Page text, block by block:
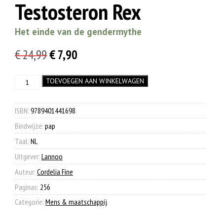
Testosteron Rex
Het einde van de gendermythe
€24,99Oorspronkelijke
was:
€ 24,99.
€7,90
is:
€ 7,90.
TestosteronTOEVOEGEN AAN WINKELWAGEN
ISBN: 9789401441698.
Bindwijze: pap
Taal: NL
Uitgever: Lannoo
Auteur: Cordelia Fine
Paginas: 256
Categorie: Mens & maatschappij.